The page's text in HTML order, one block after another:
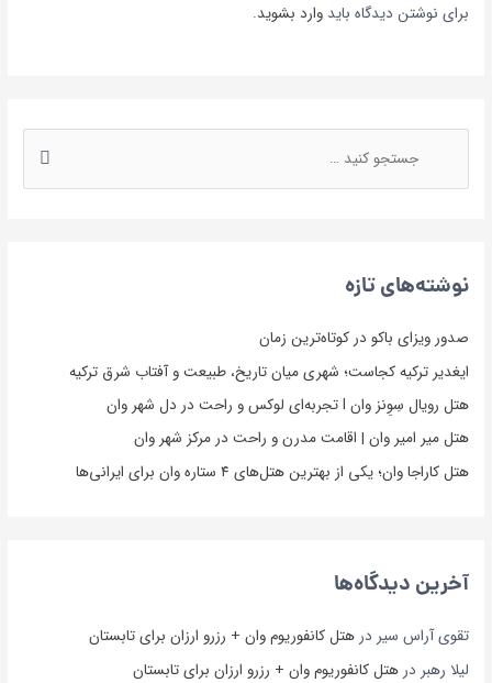
برای نوشتن دیدگاه بایدوارد بشوید.
نوشته‌های تازه
صدور ویزای باکو در کوتاه‌ترین زمان
ایغدیر ترکیه کجاست؛ شهری میان تاریخ، طبیعت و آفتاب شرق ترکیه
هتل رویال سِوِنز وان l تجربه‌ای لوکس و راحت در دل شهر وان
هتل میر امیر وان | اقامت مدرن و راحت در مرکز شهر وان
هتل کاراجا وان؛ یکی از بهترین هتل‌های ۴ ستاره وان برای ایرانی‌ها
آخرین دیدگاه‌ها
تقوی آراس سیر درهتل کانفوریوم وان + رزرو ارزان برای تابستان
لیلا رهبر درهتل کانفوریوم وان + رزرو ارزان برای تابستان